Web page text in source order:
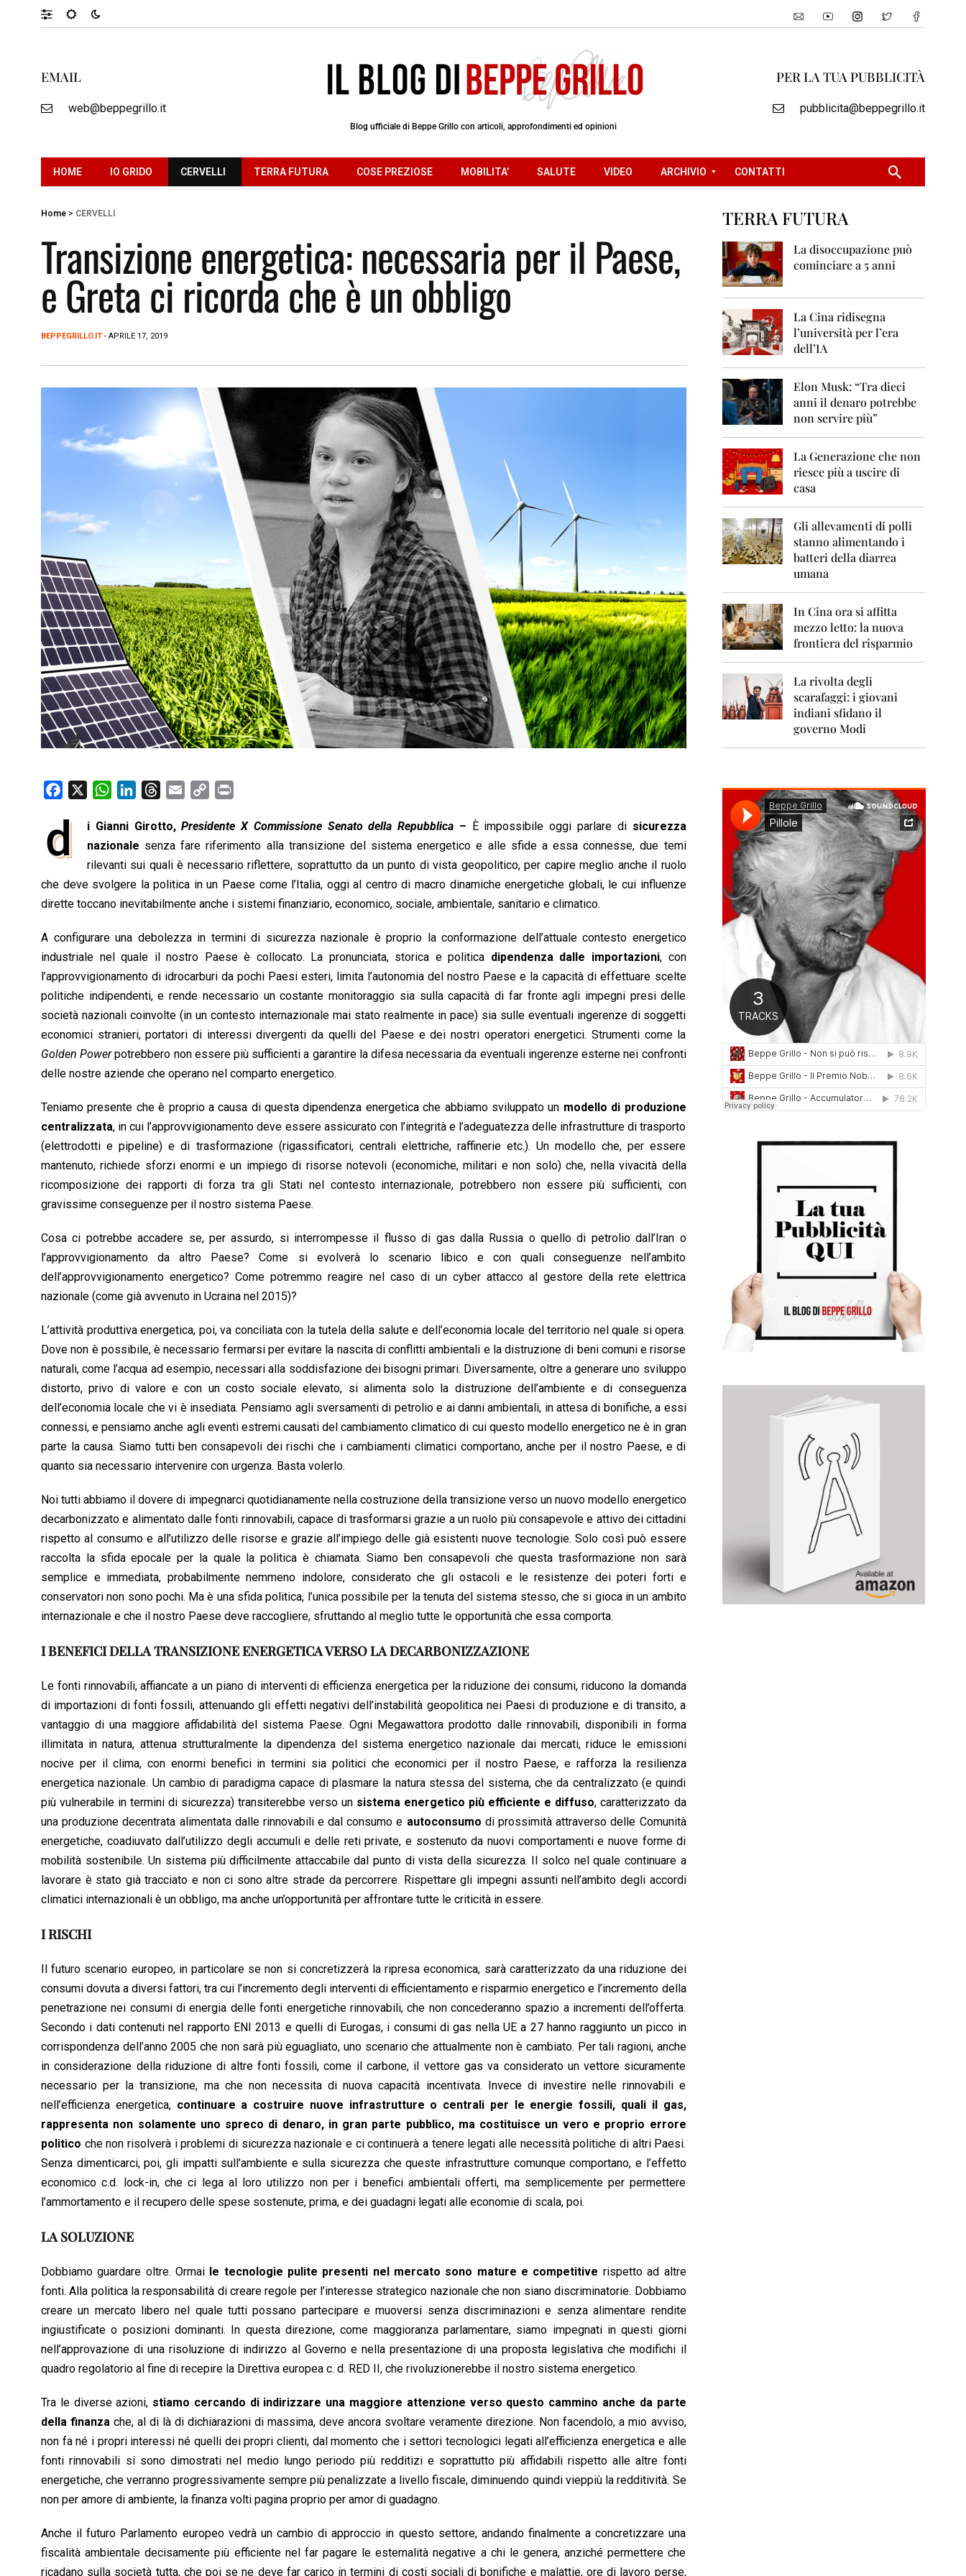
EMAIL
web@beppegrillo.it
Blog ufficiale di Beppe Grillo con articoli, approfondimenti ed opinioni
PER LA TUA PUBBLICITÀ
pubblicita@beppegrillo.it
HOME IO GRIDO CERVELLI TERRA FUTURA COSE PREZIOSE MOBILITA’ SALUTE VIDEO ARCHIVIO
0
5
2
0
2
1
0
2
0
1
1
2
0
1
2
2
0
5
2
0
CONTATTI
Home > CERVELLI
Transizione energetica: necessaria per il Paese,
e Greta ci ricorda che è un obbligo
BEPPEGRILLO.IT - APRILE 17, 2019
e
o
o
W
a
t
s
A
p
n
k
e
d
I
r
e
a
d
s
a
i
p
y
L
i
n
i
n
t
d i Gianni Girotto,Presidente X Commissione Senato della Repubblica – È impossibile oggi parlare di sicurezza
nazionale senza fare riferimento alla transizione del sistema energetico e alle sfide a essa connesse, due temi
rilevanti sui quali è necessario riflettere, soprattutto da un punto di vista geopolitico, per capire meglio anche il ruolo
che deve svolgere la politica in un Paese come l’Italia, oggi al centro di macro dinamiche energetiche globali, le cui influenze
dirette toccano inevitabilmente anche i sistemi finanziario, economico, sociale, ambientale, sanitario e climatico.
A configurare una debolezza in termini di sicurezza nazionale è proprio la conformazione dell’attuale contesto energetico
industriale nel quale il nostro Paese è collocato. La pronunciata, storica e politica dipendenza dalle importazioni, con
l’approvvigionamento di idrocarburi da pochi Paesi esteri, limita l’autonomia del nostro Paese e la capacità di effettuare scelte
politiche indipendenti, e rende necessario un costante monitoraggio sia sulla capacità di far fronte agli impegni presi delle
società nazionali coinvolte (in un contesto internazionale mai stato realmente in pace) sia sulle eventuali ingerenze di soggetti
economici stranieri, portatori di interessi divergenti da quelli del Paese e dei nostri operatori energetici. Strumenti come la
Golden Powerpotrebbero non essere più sufficienti a garantire la difesa necessaria da eventuali ingerenze esterne nei confronti
delle nostre aziende che operano nel comparto energetico.
Teniamo presente che è proprio a causa di questa dipendenza energetica che abbiamo sviluppato un modello di produzione
centralizzata, in cui l’approvvigionamento deve essere assicurato con l’integrità e l’adeguatezza delle infrastrutture di trasporto
(elettrodotti e pipeline) e di trasformazione (rigassificatori, centrali elettriche, raffinerie etc.). Un modello che, per essere
mantenuto, richiede sforzi enormi e un impiego di risorse notevoli (economiche, militari e non solo) che, nella vivacità della
ricomposizione dei rapporti di forza tra gli Stati nel contesto internazionale, potrebbero non essere più sufficienti, con
gravissime conseguenze per il nostro sistema Paese.
Cosa ci potrebbe accadere se, per assurdo, si interrompesse il flusso di gas dalla Russia o quello di petrolio dall’Iran o
l’approvvigionamento da altro Paese? Come si evolverà lo scenario libico e con quali conseguenze nell’ambito
dell’approvvigionamento energetico? Come potremmo reagire nel caso di un cyber attacco al gestore della rete elettrica
nazionale (come già avvenuto in Ucraina nel 2015)?
L’attività produttiva energetica, poi, va conciliata con la tutela della salute e dell’economia locale del territorio nel quale si opera.
Dove non è possibile, è necessario fermarsi per evitare la nascita di conflitti ambientali e la distruzione di beni comuni e risorse
naturali, come l’acqua ad esempio, necessari alla soddisfazione dei bisogni primari. Diversamente, oltre a generare uno sviluppo
distorto, privo di valore e con un costo sociale elevato, si alimenta solo la distruzione dell’ambiente e di conseguenza
dell’economia locale che vi è insediata. Pensiamo agli sversamenti di petrolio e ai danni ambientali, in attesa di bonifiche, a essi
connessi, e pensiamo anche agli eventi estremi causati del cambiamento climatico di cui questo modello energetico ne è in gran
parte la causa. Siamo tutti ben consapevoli dei rischi che i cambiamenti climatici comportano, anche per il nostro Paese, e di
quanto sia necessario intervenire con urgenza. Basta volerlo.
Noi tutti abbiamo il dovere di impegnarci quotidianamente nella costruzione della transizione verso un nuovo modello energetico
decarbonizzato e alimentato dalle fonti rinnovabili, capace di trasformarsi grazie a un ruolo più consapevole e attivo dei cittadini
rispetto al consumo e all’utilizzo delle risorse e grazie all’impiego delle già esistenti nuove tecnologie. Solo così può essere
raccolta la sfida epocale per la quale la politica è chiamata. Siamo ben consapevoli che questa trasformazione non sarà
semplice e immediata, probabilmente nemmeno indolore, considerato che gli ostacoli e le resistenze dei poteri forti e
conservatori non sono pochi. Ma è una sfida politica, l’unica possibile per la tenuta del sistema stesso, che si gioca in un ambito
internazionale e che il nostro Paese deve raccogliere, sfruttando al meglio tutte le opportunità che essa comporta.
I BENEFICI DELLA TRANSIZIONE ENERGETICA VERSO LA DECARBONIZZAZIONE
Le fonti rinnovabili, affiancate a un piano di interventi di efficienza energetica per la riduzione dei consumi, riducono la domanda
di importazioni di fonti fossili, attenuando gli effetti negativi dell’instabilità geopolitica nei Paesi di produzione e di transito, a
vantaggio di una maggiore affidabilità del sistema Paese. Ogni Megawattora prodotto dalle rinnovabili, disponibili in forma
illimitata in natura, attenua strutturalmente la dipendenza del sistema energetico nazionale dai mercati, riduce le emissioni
nocive per il clima, con enormi benefici in termini sia politici che economici per il nostro Paese, e rafforza la resilienza
energetica nazionale. Un cambio di paradigma capace di plasmare la natura stessa del sistema, che da centralizzato (e quindi
più vulnerabile in termini di sicurezza) transiterebbe verso un sistema energetico più efficiente e diffuso, caratterizzato da
una produzione decentrata alimentata dalle rinnovabili e dal consumo e autoconsumo di prossimità attraverso delle Comunità
energetiche, coadiuvato dall’utilizzo degli accumuli e delle reti private, e sostenuto da nuovi comportamenti e nuove forme di
mobilità sostenibile. Un sistema più difficilmente attaccabile dal punto di vista della sicurezza. Il solco nel quale continuare a
lavorare è stato già tracciato e non ci sono altre strade da percorrere. Rispettare gli impegni assunti nell’ambito degli accordi
climatici internazionali è un obbligo, ma anche un’opportunità per affrontare tutte le criticità in essere.
I RISCHI
Il futuro scenario europeo, in particolare se non si concretizzerà la ripresa economica, sarà caratterizzato da una riduzione dei
consumi dovuta a diversi fattori, tra cui l’incremento degli interventi di efficientamento e risparmio energetico e l’incremento della
penetrazione nei consumi di energia delle fonti energetiche rinnovabili, che non concederanno spazio a incrementi dell’offerta.
Secondo i dati contenuti nel rapporto ENI 2013 e quelli di Eurogas, i consumi di gas nella UE a 27 hanno raggiunto un picco in
corrispondenza dell’anno 2005 che non sarà più eguagliato, uno scenario che attualmente non è cambiato. Per tali ragioni, anche
in considerazione della riduzione di altre fonti fossili, come il carbone, il vettore gas va considerato un vettore sicuramente
necessario per la transizione, ma che non necessita di nuova capacità incentivata. Invece di investire nelle rinnovabili e
nell’efficienza energetica, continuare a costruire nuove infrastrutture o centrali per le energie fossili, quali il gas,
rappresenta non solamente uno spreco di denaro, in gran parte pubblico, ma costituisce un vero e proprio errore
politico che non risolverà i problemi di sicurezza nazionale e ci continuerà a tenere legati alle necessità politiche di altri Paesi.
Senza dimenticarci, poi, gli impatti sull’ambiente e sulla sicurezza che queste infrastrutture comunque comportano, e l’effetto
economico c.d. lock-in, che ci lega al loro utilizzo non per i benefici ambientali offerti, ma semplicemente per permettere
l’ammortamento e il recupero delle spese sostenute, prima, e dei guadagni legati alle economie di scala, poi.
LA SOLUZIONE
Dobbiamo guardare oltre. Ormai le tecnologie pulite presenti nel mercato sono mature e competitive rispetto ad altre
fonti. Alla politica la responsabilità di creare regole per l’interesse strategico nazionale che non siano discriminatorie. Dobbiamo
creare un mercato libero nel quale tutti possano partecipare e muoversi senza discriminazioni e senza alimentare rendite
ingiustificate o posizioni dominanti. In questa direzione, come maggioranza parlamentare, siamo impegnati in questi giorni
nell’approvazione di una risoluzione di indirizzo al Governo e nella presentazione di una proposta legislativa che modifichi il
quadro regolatorio al fine di recepire la Direttiva europea c. d. RED II, che rivoluzionerebbe il nostro sistema energetico.
Tra le diverse azioni, stiamo cercando di indirizzare una maggiore attenzione verso questo cammino anche da parte
della finanza che, al di là di dichiarazioni di massima, deve ancora svoltare veramente direzione. Non facendolo, a mio avviso,
non fa né i propri interessi né quelli dei propri clienti, dal momento che i settori tecnologici legati all’efficienza energetica e alle
fonti rinnovabili si sono dimostrati nel medio lungo periodo più redditizi e soprattutto più affidabili rispetto alle altre fonti
energetiche, che verranno progressivamente sempre più penalizzate a livello fiscale, diminuendo quindi vieppiù la redditività. Se
non per amore di ambiente, la finanza volti pagina proprio per amor di guadagno.
Anche il futuro Parlamento europeo vedrà un cambio di approccio in questo settore, andando finalmente a concretizzare una
fiscalità ambientale decisamente più efficiente nel far pagare le esternalità negative a chi le genera, anziché permettere che
ricadano sulla società tutta, che poi se ne deve far carico in termini di costi sociali di bonifiche e malattie, ore di lavoro perse,
TERRA FUTURA
La disoccupazione può
cominciare a 5 anni
La Cina ridisegna
l’università per l’era
dell’IA
Elon Musk: “Tra dieci
anni il denaro potrebbe
non servire più”
La Generazione che non
riesce più a uscire di
casa
Gli allevamenti di polli
stanno alimentando i
batteri della diarrea
umana
In Cina ora si affitta
mezzo letto: la nuova
frontiera del risparmio
La rivolta degli
scarafaggi: i giovani
indiani sfidano il
governo Modi